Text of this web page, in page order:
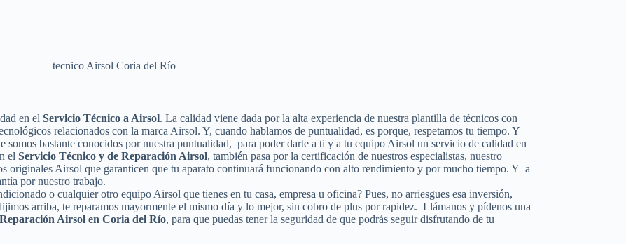
en el Servicio Técnico a Airsol. La calidad viene dada por la alta experiencia de nuestra plantilla de técnicos con
relacionados con la marca Airsol. Y, cuando hablamos de puntualidad, es porque, respetamos tu tiempo. Y
somos bastante conocidos por nuestra puntualidad, para poder darte a ti y a tu equipo Airsol un servicio de calidad en
el Servicio Técnico y de Reparación Airsol, también pasa por la certificación de nuestros especialistas, nuestro
originales Airsol que garanticen que tu aparato continuará funcionando con alto rendimiento y por mucho tiempo. Y a
por nuestro trabajo.
o cualquier otro equipo Airsol que tienes en tu casa, empresa u oficina? Pues, no arriesgues esa inversión,
arriba, te reparamos mayormente el mismo día y lo mejor, sin cobro de plus por rapidez. Llámanos y pídenos una
Airsol en Coria del Río, para que puedas tener la seguridad de que podrás seguir disfrutando de tu